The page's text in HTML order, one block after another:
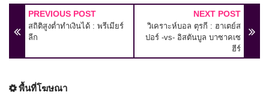
PREVIOUS POST
สถิติสูงต่ำทำเงินได้ : พรีเมียร์
ลีก
NEXT POST
วิเคราะห์บอล ตุรกี : ฮาเตย์ส
ปอร์ -vs- อิสตันบูล บาซาคเซ
ฮีร์
พื้นที่โฆษณา